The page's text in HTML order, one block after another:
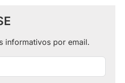
informativos por email.